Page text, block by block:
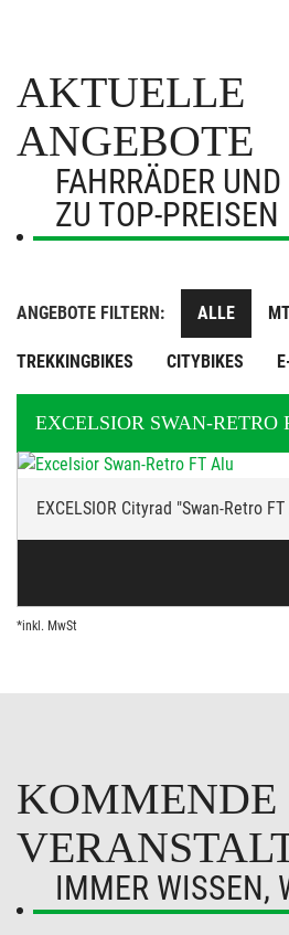
AKTUELLE
ANGEBOTE
FAHRRÄDER
ZU TOP-PREISEN
ANGEBOTE FILTERN: ALLE
TREKKINGBIKES CITYBIKES
EXCELSIOR SWAN-RETRO
EXCELSIOR Cityrad "Swan-Retro
*inkl. MwSt
KOMMENDE
IMMER WISSEN,